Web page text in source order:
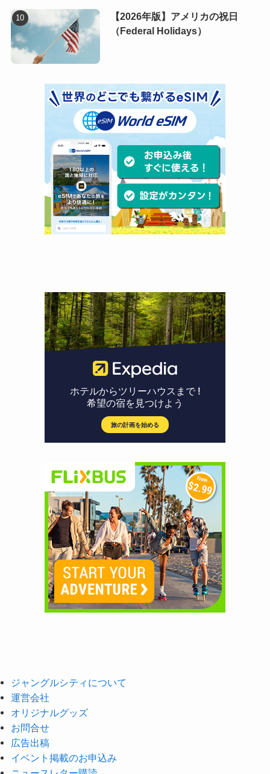
【2026年版】アメリカの祝日
（Federal Holidays）
ジャングルシティについて
運営会社
オリジナルグッズ
お問合せ
広告出稿
イベント掲載のお申込み